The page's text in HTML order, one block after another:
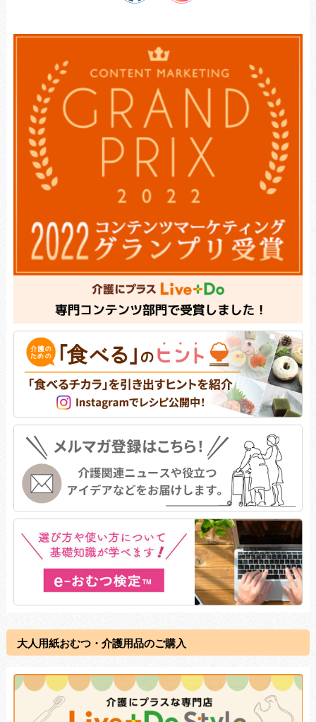
大人用紙おむつ・介護用品のご購入